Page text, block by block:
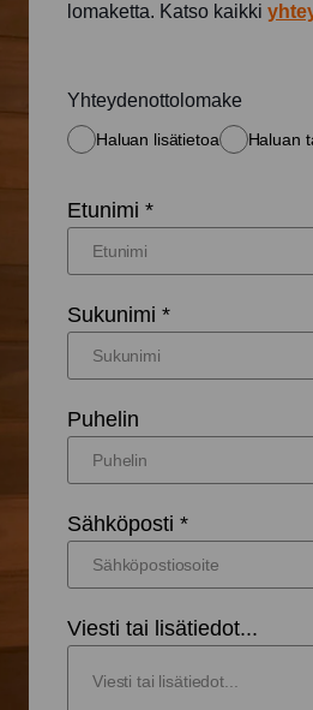
lomaketta. Katso kaikki
Yhteydenottolomake
Haluan lisätietoa Haluan
Etunimi *
Sukunimi *
Puhelin
Sähköposti *
Viesti tai lisätiedot...